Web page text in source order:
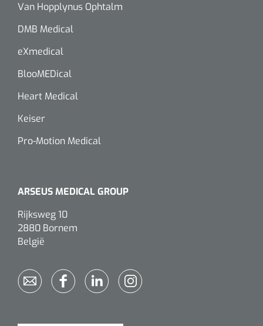
Van Hopplynus Ophtalm
DMB Medical
eXmedical
BlooMEDical
Heart Medical
Keiser
Pro-Motion Medical
ARSEUS MEDICAL GROUP
Rijksweg 10
2880 Bornem
België